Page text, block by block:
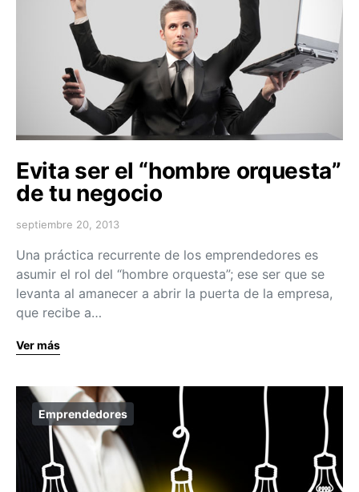
Evita ser el “hombre orquesta”
de tu negocio
septiembre 20, 2013
Una práctica recurrente de los emprendedores es
asumir el rol del “hombre orquesta”; ese ser que se
levanta al amanecer a abrir la puerta de la empresa,
que recibe a…
Ver más
Emprendedores